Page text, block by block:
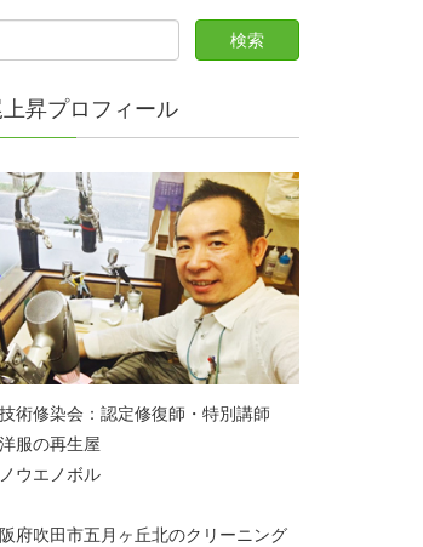
上昇プロフィール
術修染会：認定修復師・特別講師
服の再生屋
ウエノボル
府吹田市五月ヶ丘北のクリーニング